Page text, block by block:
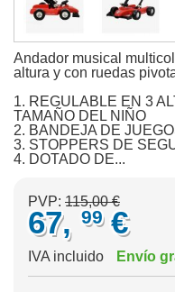
Andador musical
altura y con ruedas
1. REGULABLE EN 3
TAMAÑO DEL NIÑO
2. BANDEJA DE
3. STOPPERS DE
4. DOTADO DE...
PVP: 115,00 €
67, 99 €
IVA incluido Envío